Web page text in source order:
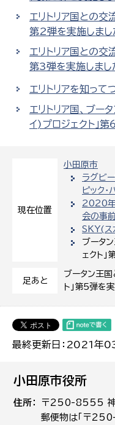
現在位置
小田原市
ラグビ
ピック
2020年
会の事
SKY(ス
ブータ
ェクト
足あと
ブータン王
ト」第5弾を
最終更新日：2021年
エリトリア国との交
第2弾を実施しまし
エリトリア国との交
第3弾を実施しまし
エリトリアを知って
エリトリア国、ブー
イ)プロジェクト」
小田原市役所
住所
〒250-8555 神
郵便物は「〒